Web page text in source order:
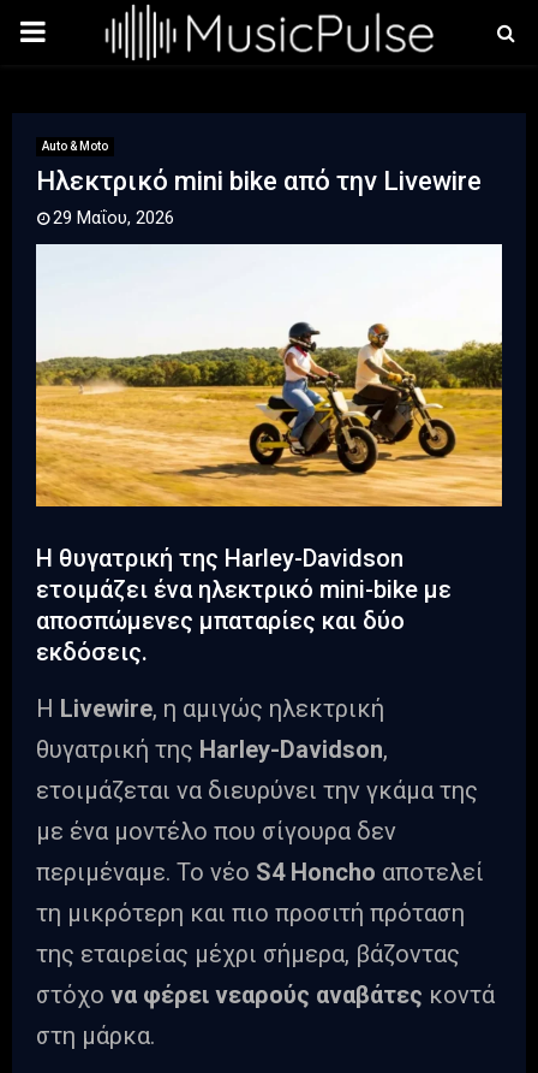
PRIMARY
Auto & Moto
Ηλεκτρικό mini bike από την Livewire
29 Μαΐου, 2026
Η θυγατρική της Harley-Davidson
ετοιμάζει ένα ηλεκτρικό mini-bike με
αποσπώμενες μπαταρίες και δύο
εκδόσεις.
Η Livewire, η αμιγώς ηλεκτρική
θυγατρική της Harley-Davidson,
ετοιμάζεται να διευρύνει την γκάμα της
με ένα μοντέλο που σίγουρα δεν
περιμέναμε. Το νέο S4 Honcho αποτελεί
τη μικρότερη και πιο προσιτή πρόταση
της εταιρείας μέχρι σήμερα, βάζοντας
στόχο να φέρει νεαρούς αναβάτες κοντά
στη μάρκα.